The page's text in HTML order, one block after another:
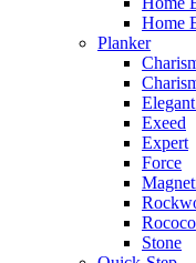
Home
Planker
Exeed
Expert
Force
Rococo
Stone